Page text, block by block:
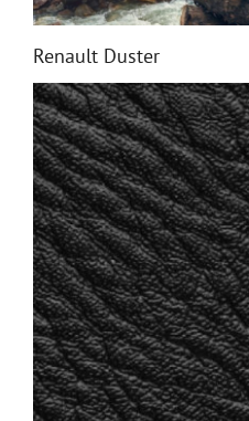
Renault Duster